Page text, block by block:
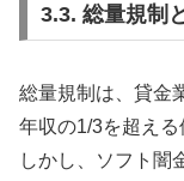
3.3. 総量規制
総量規制は、貸金
年収の1/3を超える
しかし、ソフト闇